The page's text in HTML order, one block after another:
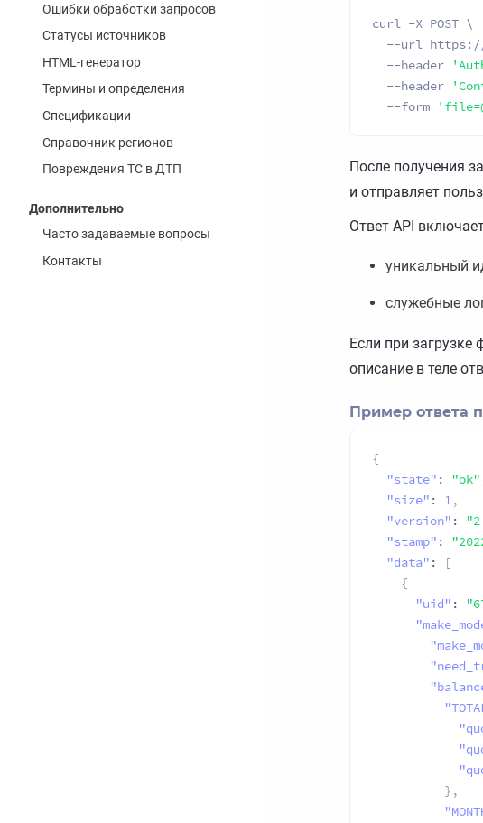
Ошибки обработки запросов
Статусы источников
HTML-генератор
Термины и определения
Спецификации
Справочник регионов
Повреждения ТС в ДТП
Дополнительно
Часто задаваемые вопросы
Контакты
curl -X POST \
--url
  --header
  --header
  --form
После получения
и отправляет
Ответ API
уникальный
служебные
Если при загрузке
описание в теле
Пример ответа
{
"state" : "ok"
"size" : 1,
"version" :
"stamp" :
"data" :
[
{
"uid" :
} ,